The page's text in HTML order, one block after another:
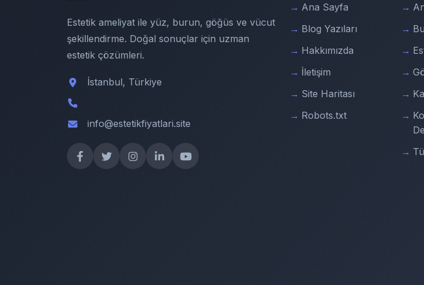
Estetik ameliyat ile yüz, burun, göğüs ve vücut
şekillendirme. Doğal sonuçlar için uzman
estetik çözümleri.
İstanbul, Türkiye
info@estetikfiyatlari.site
Ana Sayfa
Blog Yazıları
Hakkımızda
İletişim
Site Haritası
Robots.txt